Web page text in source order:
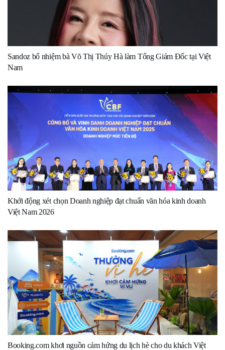
Sandoz bổ nhiệm bà Võ Thị Thúy Hà làm Tổng Giám Đốc tại Việt
Nam
Khởi động xét chọn Doanh nghiệp đạt chuẩn văn hóa kinh doanh
Việt Nam 2026
Booking.com khơi nguồn cảm hứng du lịch hè cho du khách Việt